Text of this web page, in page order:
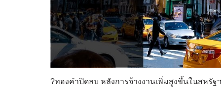
?ทองคำปิดลบ หลังการจ้างงานเพิ่มสูงขึ้นในสหรัฐฯ